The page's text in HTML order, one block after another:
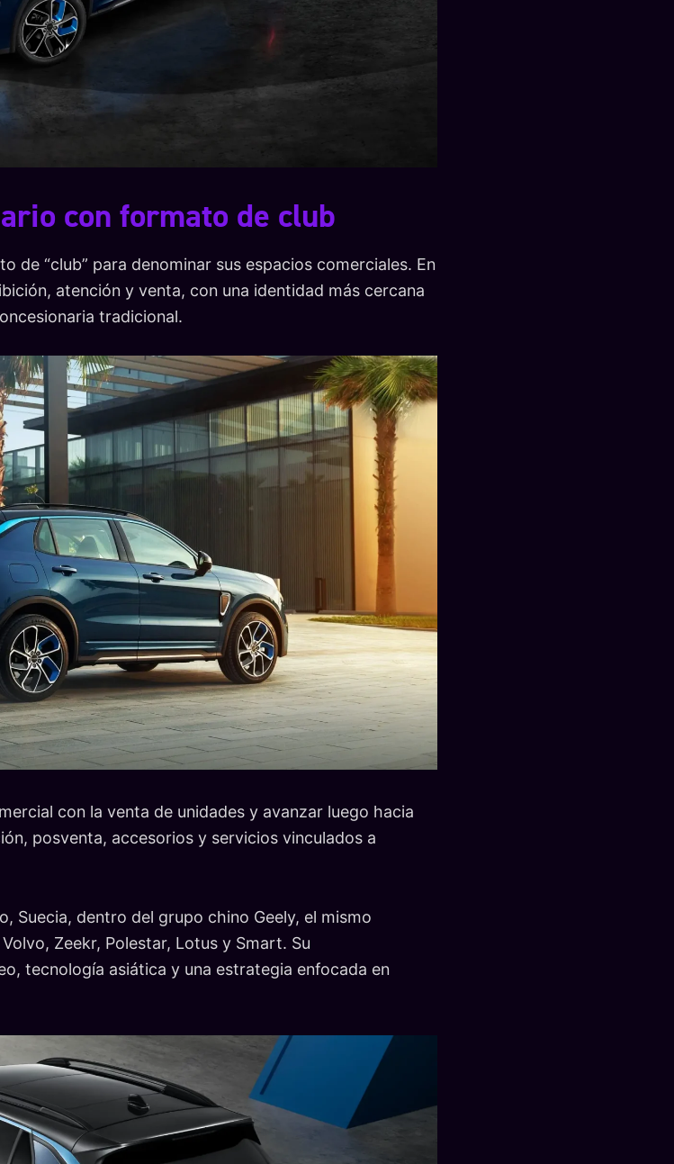
con formato de club
de “club” para denominar sus espacios comerciales. En
atención y venta, con una identidad más cercana
tradicional.
con la venta de unidades y avanzar luego hacia
posventa, accesorios y servicios vinculados a
Suecia, dentro del grupo chino Geely, el mismo
Zeekr, Polestar, Lotus y Smart. Su
tecnología asiática y una estrategia enfocada en